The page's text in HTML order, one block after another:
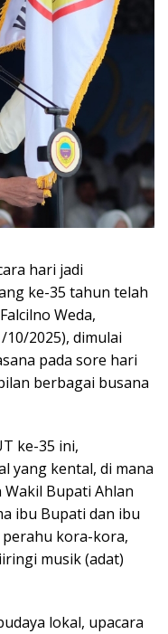
hari jadi
ke-35 tahun telah
Weda,
10/2025), dimulai
pada sore hari
berbagai busana
ke-35 ini,
yang kental, di mana
Bupati Ahlan
ibu Bupati dan ibu
kora-kora,
musik (adat)
lokal, upacara